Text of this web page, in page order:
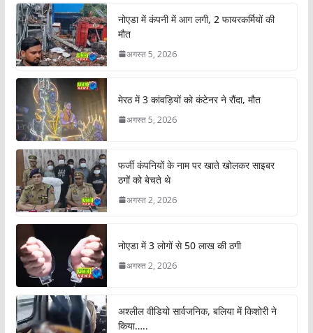
नोएडा में कंपनी में आग लगी, 2 फायरकर्मियों की
मौत
अगस्त 5, 2026
मेरठ में 3 कांवड़ियों को कंटेनर ने रौंदा, मौत
अगस्त 5, 2026
फर्जी कंपनियों के नाम पर खाते खोलकर साइबर
ठगों को बेचते थे
अगस्त 2, 2026
नोएडा में 3 लोगों से 50 लाख की ठगी
अगस्त 2, 2026
अश्लील वीडियो सार्वजनिक, बलिया में किशोरी ने
किया…..